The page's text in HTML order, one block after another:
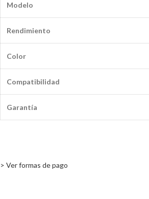
Modelo
Rendimiento
Color
Compatibilidad
Garantía
> Ver formas de pago